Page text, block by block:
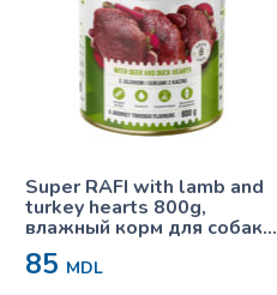
Super RAFI with lamb and
turkey hearts 800g,
влажный корм для собак с
олениной и утиными
сердечками
85 MDL